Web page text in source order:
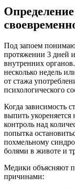
Под запоем
протяжении 3 дней
внутренних
несколько недель
от стажа
психологического
Когда зависимость
выпить укореняется
контроль над
попытка
похмельному
болями в животе и
Медики объясняют
причинами: